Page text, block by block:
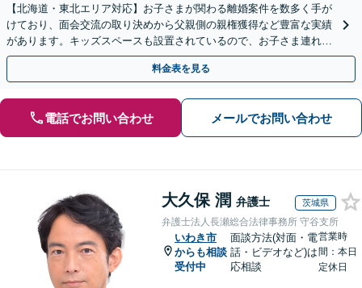
【北海道・東北エリア対応】お子さまが関わる離婚案件を数多く手が
けており、面会交流の取り決めから父親側の親権獲得など豊富な実績
があります。キッズスペースも設置されているので、お子さま連れの
方も安心してご相談ください【WEB面談対応】
料金表を見る
電話でお問い合わせ メールでお問い合わせ
大久保 潤 弁護士 茨城県
弁護士法人長瀬総合法律事務所 守谷支所
いわき市
からも相談
受付中
面談方法(対面・電
話・ビデオなど)は
応相談
営業時
間：本日
定休日